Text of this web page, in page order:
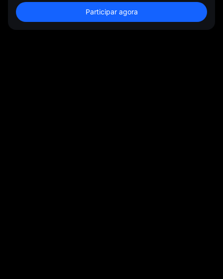
Participar agora